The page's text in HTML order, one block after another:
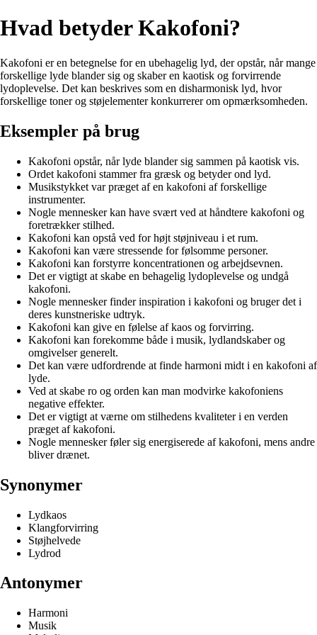
Hvad betyder Kakofoni?
Kakofoni er en betegnelse for en ubehagelig lyd, der opstår, når mange
forskellige lyde blander sig og skaber en kaotisk og forvirrende
lydoplevelse. Det kan beskrives som en disharmonisk lyd, hvor
forskellige toner og støjelementer konkurrerer om opmærksomheden.
Eksempler på brug
Kakofoni opstår, når lyde blander sig sammen på kaotisk vis.
Ordet kakofoni stammer fra græsk og betyder ond lyd.
Musikstykket var præget af en kakofoni af forskellige
instrumenter.
Nogle mennesker kan have svært ved at håndtere kakofoni og
foretrækker stilhed.
Kakofoni kan opstå ved for højt støjniveau i et rum.
Kakofoni kan være stressende for følsomme personer.
Kakofoni kan forstyrre koncentrationen og arbejdsevnen.
Det er vigtigt at skabe en behagelig lydoplevelse og undgå
kakofoni.
Nogle mennesker finder inspiration i kakofoni og bruger det i
deres kunstneriske udtryk.
Kakofoni kan give en følelse af kaos og forvirring.
Kakofoni kan forekomme både i musik, lydlandskaber og
omgivelser generelt.
Det kan være udfordrende at finde harmoni midt i en kakofoni af
lyde.
Ved at skabe ro og orden kan man modvirke kakofoniens
negative effekter.
Det er vigtigt at værne om stilhedens kvaliteter i en verden
præget af kakofoni.
Nogle mennesker føler sig energiserede af kakofoni, mens andre
bliver drænet.
Synonymer
Lydkaos
Klangforvirring
Støjhelvede
Lydrod
Antonymer
Harmoni
Musik